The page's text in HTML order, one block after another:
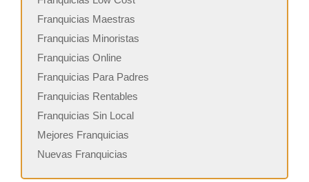
Franquicias Maestras
Franquicias Minoristas
Franquicias Online
Franquicias Para Padres
Franquicias Rentables
Franquicias Sin Local
Mejores Franquicias
Nuevas Franquicias